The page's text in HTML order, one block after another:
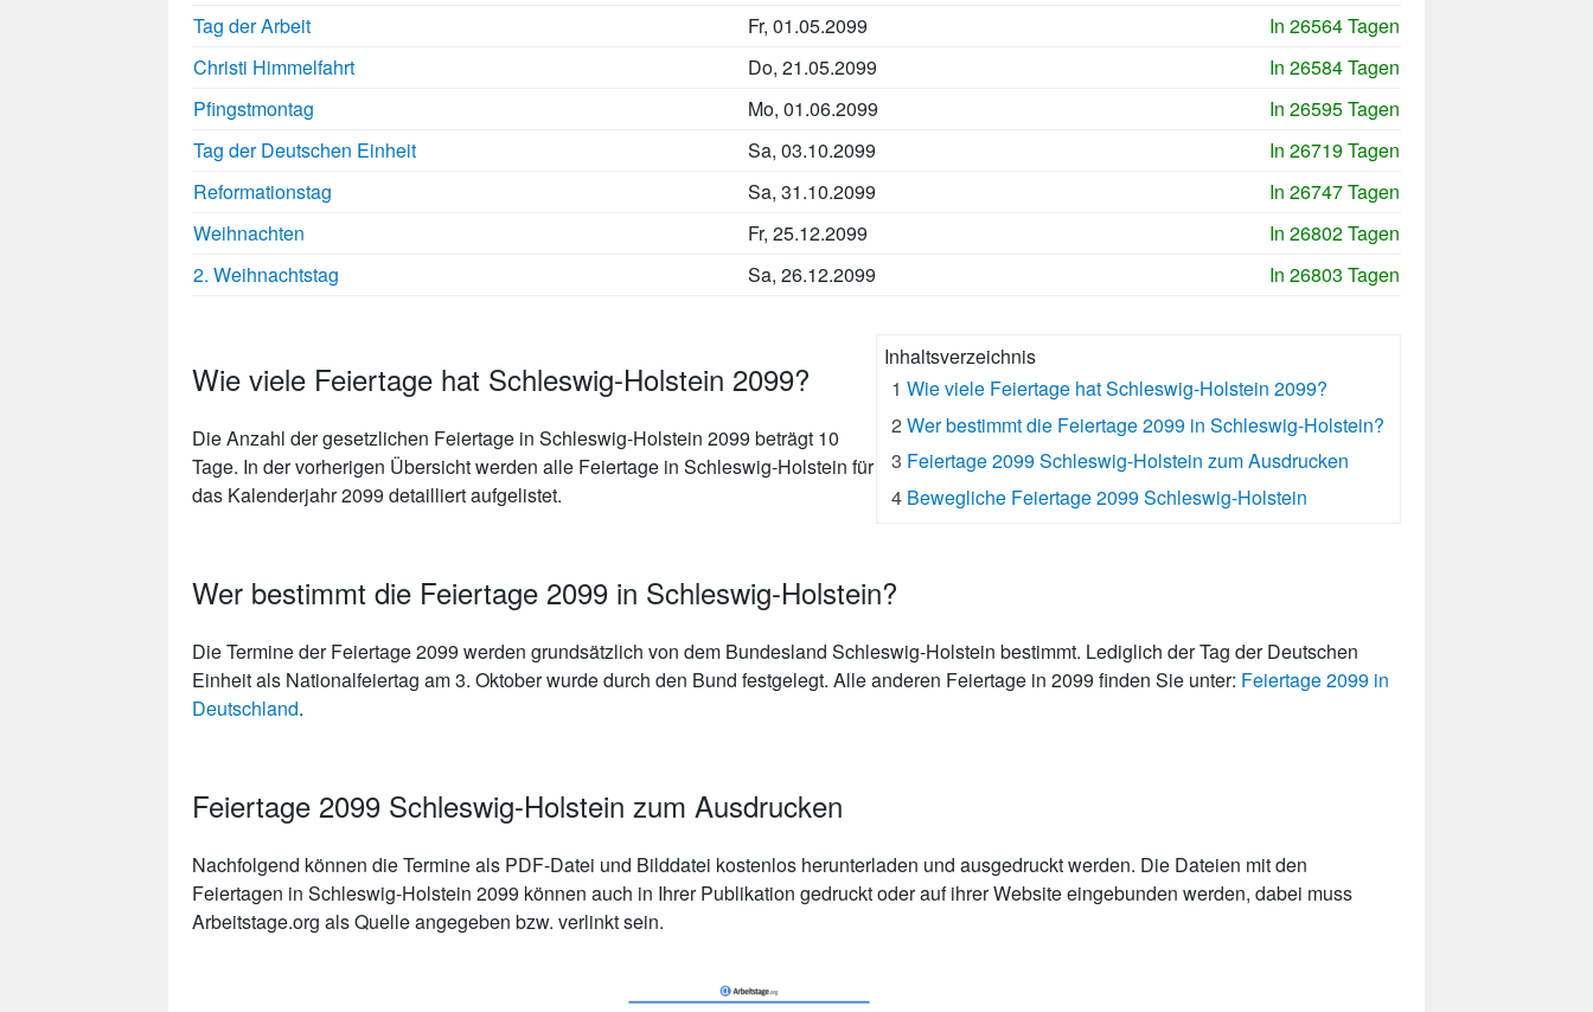
Tag der Arbeit
Fr, 01.05.2099
In 26564 Tagen
Christi Himmelfahrt
Do, 21.05.2099
In 26584 Tagen
Pfingstmontag
Mo, 01.06.2099
In 26595 Tagen
Tag der Deutschen Einheit
Sa, 03.10.2099
In 26719 Tagen
Reformationstag
Sa, 31.10.2099
In 26747 Tagen
Weihnachten
Fr, 25.12.2099
In 26802 Tagen
2. Weihnachtstag
Sa, 26.12.2099 In 26803 Tagen
Inhaltsverzeichnis
1 Wie viele Feiertage hat Schleswig-Holstein 2099?
2 Wer bestimmt die Feiertage 2099 in Schleswig-Holstein?
3 Feiertage 2099 Schleswig-Holstein zum Ausdrucken
4 Bewegliche Feiertage 2099 Schleswig-Holstein
Wie viele Feiertage hat Schleswig-Holstein 2099?
Die Anzahl der gesetzlichen Feiertage in Schleswig-Holstein 2099 beträgt 10
Tage. In der vorherigen Übersicht werden alle Feiertage in Schleswig-Holstein für
das Kalenderjahr 2099 detailliert aufgelistet.
Wer bestimmt die Feiertage 2099 in Schleswig-Holstein?
Die Termine der Feiertage 2099 werden grundsätzlich von dem Bundesland Schleswig-Holstein bestimmt. Lediglich der Tag der Deutschen
Einheit als Nationalfeiertag am 3. Oktober wurde durch den Bund festgelegt. Alle anderen Feiertage in 2099 finden Sie unter: Feiertage 2099 in
Deutschland.
Feiertage 2099 Schleswig-Holstein zum Ausdrucken
Nachfolgend können die Termine als PDF-Datei und Bilddatei kostenlos herunterladen und ausgedruckt werden. Die Dateien mit den
Feiertagen in Schleswig-Holstein 2099 können auch in Ihrer Publikation gedruckt oder auf ihrer Website eingebunden werden, dabei muss
Arbeitstage.org als Quelle angegeben bzw. verlinkt sein.